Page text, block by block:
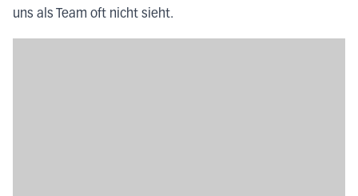
uns als Team oft nicht sieht.